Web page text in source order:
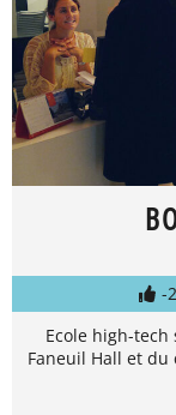
-
Ecole high-
Faneuil Hall et